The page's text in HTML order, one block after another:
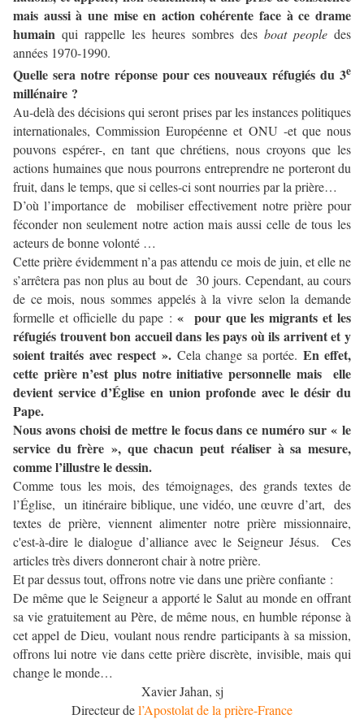
mais aussi à une mise en action cohérente face à ce drame
humain qui rappelle les heures sombres des boat people des
années 1970-1990.
Quelle sera notre réponse pour ces nouveaux réfugiés du 3e
millénaire ?
Au-delà des décisions qui seront prises par les instances politiques
internationales, Commission Européenne et ONU -et que nous
pouvons espérer-, en tant que chrétiens, nous croyons que les
actions humaines que nous pourrons entreprendre ne porteront du
fruit, dans le temps, que si celles-ci sont nourries par la prière…
D’où l’importance de mobiliser effectivement notre prière pour
féconder non seulement notre action mais aussi celle de tous les
acteurs de bonne volonté …
Cette prière évidemment n’a pas attendu ce mois de juin, et elle ne
s’arrêtera pas non plus au bout de 30 jours. Cependant, au cours
de ce mois, nous sommes appelés à la vivre selon la demande
formelle et officielle du pape :« pour que les migrants et les
réfugiés trouvent bon accueil dans les pays où ils arrivent et y
soient traités avec respect ». Cela change sa portée. En effet,
cette prière n’est plus notre initiative personnelle mais elle
devient service d’Église en union profonde avec le désir du
Pape.
Nous avons choisi de mettre le focus dans ce numéro sur « le
service du frère », que chacun peut réaliser à sa mesure,
comme l’illustre le dessin.
Comme tous les mois, des témoignages, des grands textes de
l’Église, un itinéraire biblique, une vidéo, une œuvre d’art, des
textes de prière, viennent alimenter notre prière missionnaire,
c'est-à-dire le dialogue d’alliance avec le Seigneur Jésus. Ces
articles très divers donneront chair à notre prière.
Et par dessus tout, offrons notre vie dans une prière confiante :
De même que le Seigneur a apporté le Salut au monde en offrant
sa vie gratuitement au Père, de même nous, en humble réponse à
cet appel de Dieu, voulant nous rendre participants à sa mission,
offrons lui notre vie dans cette prière discrète, invisible, mais qui
change le monde…
Xavier Jahan, sj
Directeur del’Apostolat de la prière-France